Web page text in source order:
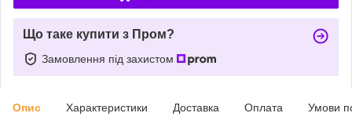
Що таке купити з Пром?
Замовлення під захистом
Опис Характеристики Доставка Оплата Умови